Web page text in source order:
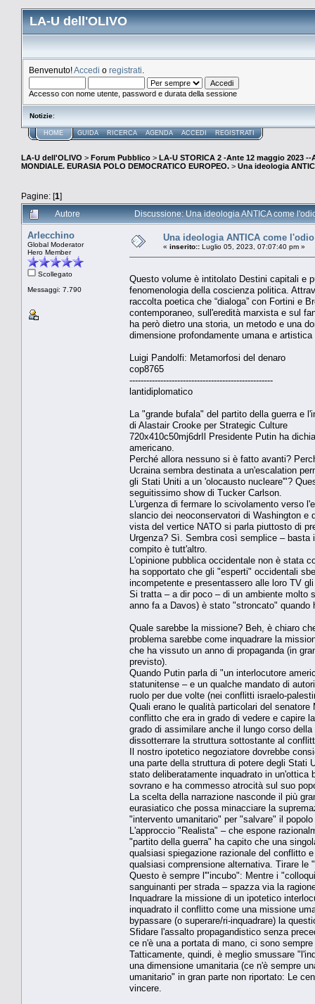
LA-U dell'OLIVO
Benvenuto!Accedi o registrati
Accesso con nome utente, password e durata della sessione
Notizie:
HOME GUIDA RICERCA AGENDA ACCEDI REGISTRATI
LA-U dell'OLIVO > Forum Pubblico > LA-U STORICA 2 -Ante 12 maggio 2023 --
MONDIALE. EURASIA POLO DEMOCRATICO EUROPEO. > Una ideologia
Pagine: [1]
Autore
Discussione: Una ideologia ANTICA come
Arlecchino
Global Moderator
Hero Member
Scollegato
Messaggi: 7.790
Una ideologia ANTICA come
« inserito:: Luglio 05, 2023, 07:07:40 pm »
Questo volume è intitolato Destini capitali e
fenomenologia della coscienza politica.
raccolta poetica che “dialoga” con Fortini e
contemporaneo, sull'eredità marxista e sul
ha però dietro una storia, un metodo e una
dimensione profondamente umana e
Luigi Pandolfi: Metamorfosi del denaro
cop8765
---------------------------------------------------
lantidiplomatico
La "grande bufala" del partito della guerra e
di Alastair Crooke per Strategic Culture
720x410c50mj6drIl Presidente Putin ha
americano.
Perché allora nessuno si è fatto avanti?
Ucraina sembra destinata a un'escalation
gli Stati Uniti a un 'olocausto nucleare'"?
seguitissimo show di Tucker Carlson.
L'urgenza di fermare lo scivolamento verso
slancio dei neoconservatori di Washington
vista del vertice NATO si parla piuttosto di
Urgenza? Sì. Sembra così semplice –
compito è tutt'altro.
L'opinione pubblica occidentale non è stata
ha sopportato che gli "esperti" occidentali
incompetente e presentassero alle loro TV
Si tratta – a dir poco – di un ambiente molto
anno fa a Davos) è stato "stroncato" quando
Quale sarebbe la missione? Beh, è chiaro
problema sarebbe come inquadrare la
che ha vissuto un anno di propaganda (in
previsto).
Quando Putin parla di "un interlocutore
statunitense – e un qualche mandato di
ruolo per due volte (nei conflitti israelo-
Quali erano le qualità particolari del
conflitto che era in grado di vedere e capire
grado di assimilare anche il lungo corso
dissotterrare la struttura sottostante al
Il nostro ipotetico negoziatore dovrebbe
una parte della struttura di potere degli Stati
stato deliberatamente inquadrato in
sovrano e ha commesso atrocità sul suo
La scelta della narrazione nasconde il più
eurasiatico che possa minacciare la
"intervento umanitario" per "salvare" il
L'approccio "Realista" – che espone
"partito della guerra" ha capito che una
qualsiasi spiegazione razionale del conflitto
qualsiasi comprensione alternativa. Tirare
Questo è sempre l'"incubo": Mentre i
sanguinanti per strada – spazza via la
Inquadrare la missione di un ipotetico
inquadrato il conflitto come una missione
bypassare (o superare/ri-inquadrare) la
Sfidare l'assalto propagandistico senza
ce n'è una a portata di mano, ci sono
Tatticamente, quindi, è meglio smussare
una dimensione umanitaria (ce n'è sempre
umanitario" in gran parte non riportato: Le
vincere.